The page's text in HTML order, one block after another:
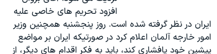
افزود تحريم های خاصی عليه
ايران در نظر گرفته شده است. روز پنجشنبه همچنين وزير
امور خارجه آلمان اعلام کرد در صورتيکه ايران بر مواضع
پيشين خود پافشاری کند، بايد به فکر اقدام های ديگر، از